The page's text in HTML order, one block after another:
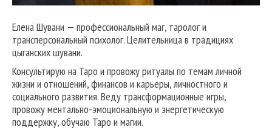
Елена Шувани — профессиональный маг, таролог и
трансперсональный психолог. Целительница в традициях
цыганских шувани.
Консультирую на Таро и провожу ритуалы по темам личной
жизни и отношений, финансов и карьеры, личностного и
социального развития. Веду трансформационные игры,
провожу ментально-эмоциональную и энергетическую
поддержку, обучаю Таро и магии.